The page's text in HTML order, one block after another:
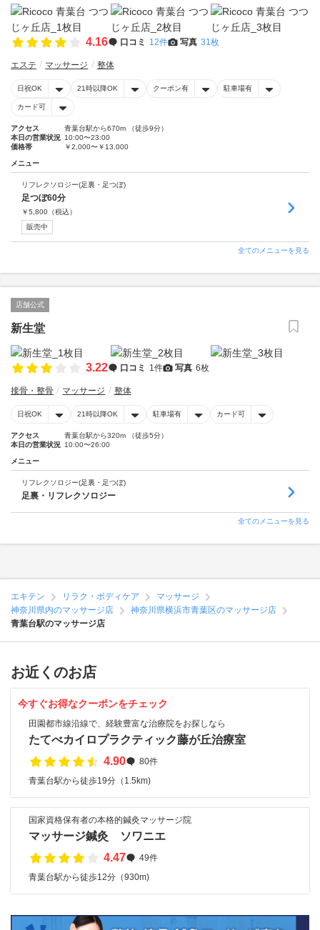
4.16 口コミ 12件 写真 31枚
エステ マッサージ 整体
日祝OK 21時以降OK クーポン有 駐車場有
カード可
アクセス
青葉台駅から670m （徒歩9分）
本日の営業状況 10:00〜23:00
価格帯
￥2,000〜￥13,000
メニュー
リフレクソロジー(足裏・足つぼ)
足つぼ60分
￥5,800 （税込）
販売中
全てのメニューを見る
店舗公式
新生堂
3.22 口コミ 1件 写真 6枚
接骨・整骨 マッサージ 整体
日祝OK 21時以降OK 駐車場有 カード可
アクセス
青葉台駅から320m （徒歩5分）
本日の営業状況 10:00〜26:00
メニュー
リフレクソロジー(足裏・足つぼ)
足裏・リフレクソロジー
全てのメニューを見る
エキテン リラク・ボディケア
マッサージ
神奈川県内のマッサージ店
神奈川県横浜市青葉区のマッサージ店
青葉台駅のマッサージ店
お近くのお店
今すぐお得なクーポンをチェック
田園都市線沿線で、経験豊富な治療院をお探しなら
たてべカイロプラクティック藤が丘治療室
4.90
80件
青葉台駅から徒歩19分（1.5km)
国家資格保有者の本格的鍼灸マッサージ院
マッサージ鍼灸 ソワニエ
4.47
49件
青葉台駅から徒歩12分（930m)